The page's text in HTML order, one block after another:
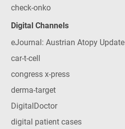
check-onko
Digital Channels
eJournal: Austrian Atopy Update
car-t-cell
congress x-press
derma-target
DigitalDoctor
digital patient cases